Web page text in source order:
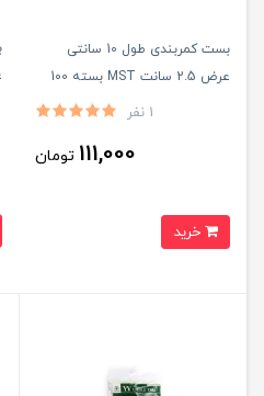
بست کمربندی طول 10 سانتی
عرض 2.5 سانت MST بسته 100
1 نفر
111,000 تومان